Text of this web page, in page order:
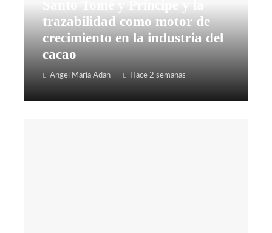
trazabilidad como motor de
crecimiento en la industria del
cacao
Angel Maria Adan Hace 2 semanas